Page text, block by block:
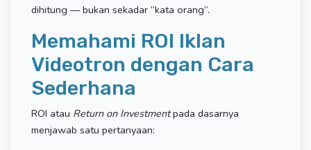
dihitung — bukan sekadar “kata orang”.
Memahami ROI Iklan
Videotron dengan Cara
Sederhana
ROI atau Return on Investmentpada dasarnya
menjawab satu pertanyaan: